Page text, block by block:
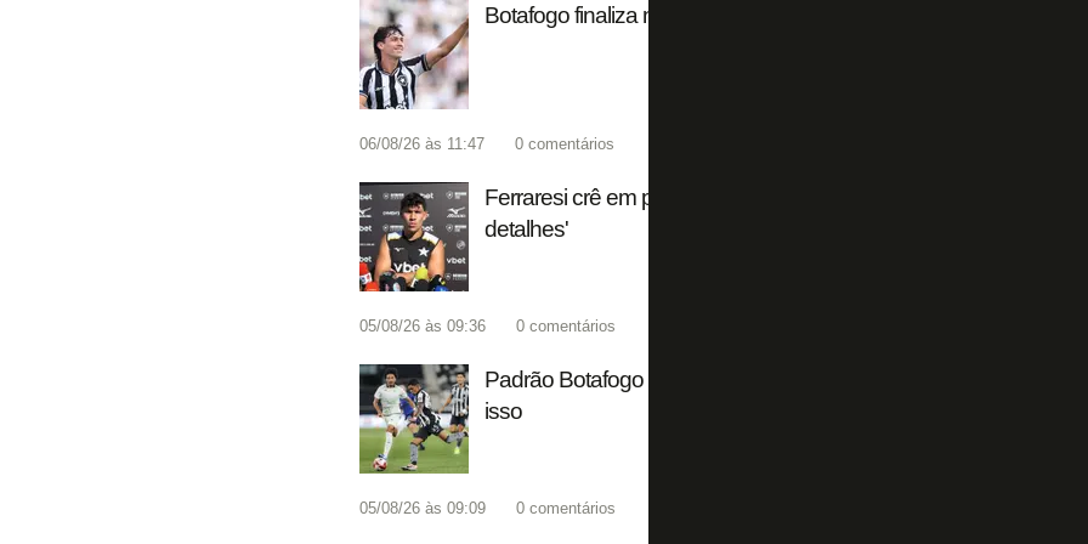
Botafogo finaliza negociação e assina contrato com Ferraresi
06/08/26 às 11:47 0 comentários
Ferraresi crê em permanência no Botafogo: 'A ideia é ficar aqui.
detalhes'
05/08/26 às 09:36 0 comentários
Padrão Botafogo de qualidade vai garantir grandes times e
isso
05/08/26 às 09:09 0 comentários